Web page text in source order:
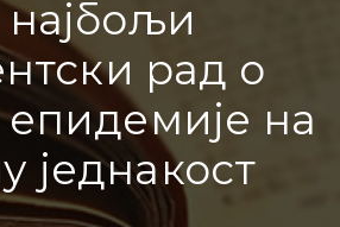
најбољи
рад о
епидемије на
једнакост